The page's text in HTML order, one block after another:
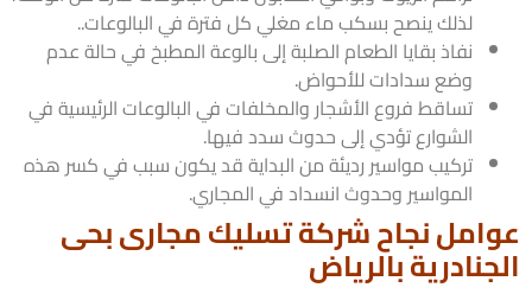
لذلك ينصح بسكب ماء مغلي كل فترة في البالوعات..
نفاذ بقايا الطعام الصلبة إلى بالوعة المطبخ في حالة عدم
وضع سدادات للأحواض.
تساقط فروع الأشجار والمخلفات في البالوعات الرئيسية في
الشوارع تؤدي إلى حدوث سدد فيها.
تركيب مواسير رديئة من البداية قد يكون سبب في كسر هذه
المواسير وحدوث انسداد في المجاري.
نجاح شركة تسليك مجارى بحى
بالرياض